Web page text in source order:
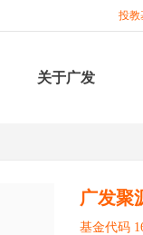
投教
关于广发
广发聚
基金代码